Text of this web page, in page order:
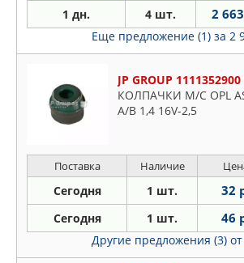
1 дн. 4 шт. 2
Еще предложение (1) за 2
JP GROUP 1111352900
КОЛПАЧКИ М/С OPL
A/B 1,4 16V-2,5
Поставка Наличие
Сегодня 1 шт. 32
Сегодня 1 шт. 46
Другие предложения (3)